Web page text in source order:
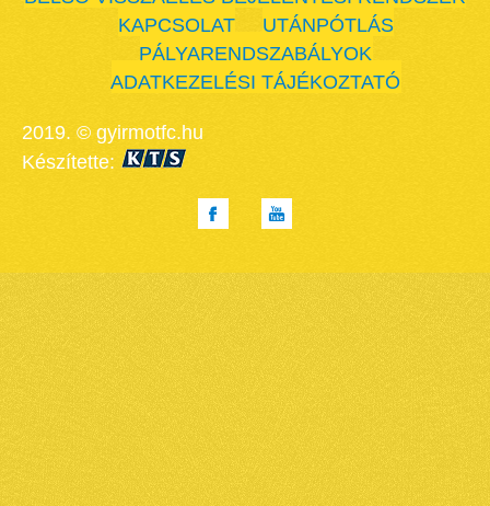
KAPCSOLAT
UTÁNPÓTLÁS
PÁLYARENDSZABÁLYOK
ADATKEZELÉSI TÁJÉKOZTATÓ
2019. © gyirmotfc.hu
Készítette: